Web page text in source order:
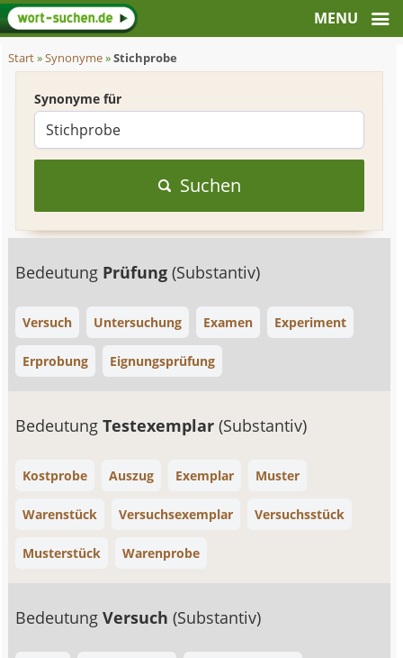
Start»Synonyme»Stichprobe
Synonyme für
Suchen
Bedeutung Prüfung(Substantiv)
Versuch Untersuchung Examen Experiment
Erprobung Eignungsprüfung
BedeutungTestexemplar(Substantiv)
Kostprobe Auszug Exemplar Muster
Warenstück Versuchsexemplar Versuchsstück
Musterstück Warenprobe
BedeutungVersuch(Substantiv)